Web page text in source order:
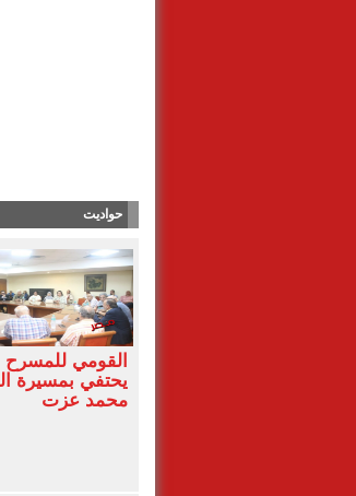
حواديت
القومي للمسرح
يحتفي بمسيرة
محمد عزت